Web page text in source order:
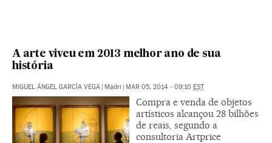
A arte viveu em 2013 melhor ano de sua
história
MIGUEL ÁNGEL GARCÍA VEGA | Madri | MAR 05, 2014 - 09:10 EST
Compra e venda de objetos
artísticos alcançou 28 bilhões
de reais, segundo a
consultoria Artprice